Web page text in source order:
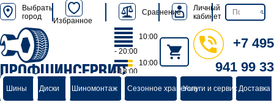
Выбрать
город
Избранное
Сравнение
Личный
кабинет
ПРОФШИНСЕРВИС
группа компаний
10:00
- 20:00
10:00
- 18:00
+7 495
941 99 33
Шины Диски Шиномонтаж Сезонное хранениеУслуги и сервисДоставка